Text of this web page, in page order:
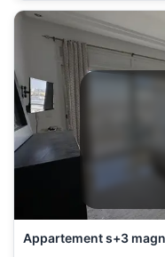
Appartement s+3